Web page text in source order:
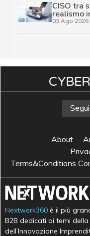
CISO tra
realismo
03 Ago 2026
About
Terms&Conditions
Nextwork360 è il più
B2B dedicati ai temi
dell’Innovazione